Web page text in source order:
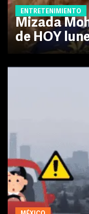
ENTRETENIMIENTO
Mizada
de HOY